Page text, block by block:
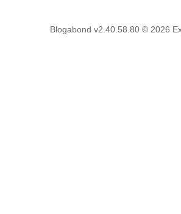
Blogabond v2.40.58.80 © 2026